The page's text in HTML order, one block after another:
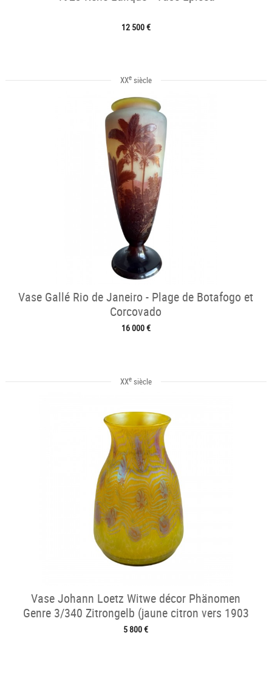
12 500 €
XXesiècle
Vase Gallé Rio de Janeiro - Plage de Botafogo et
Corcovado
16 000 €
XXesiècle
Vase Johann Loetz Witwe décor Phänomen
Genre 3/340 Zitrongelb (jaune citron vers 1903
5 800 €